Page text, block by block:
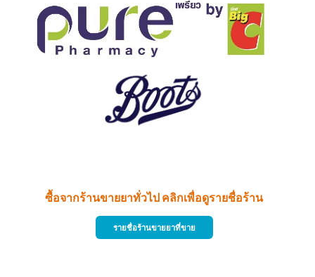
ซื้อจากร้านขายยาทั่วไป คลิกเพื่อดูรายชื่อร้าน
รายชื่อร้านขายยาที่ขาย